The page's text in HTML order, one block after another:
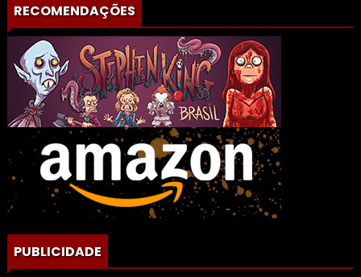
RECOMENDAÇÕES
PUBLICIDADE